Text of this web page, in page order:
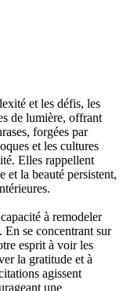
et les défis, les
de lumière, offrant
forgées par
et les cultures
Elles rappellent
et la beauté persistent,
à remodeler
se concentrant sur
esprit à voir les
la gratitude et à
agissent
une